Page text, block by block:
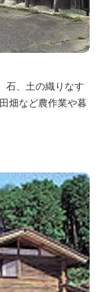
石、土の織りなす
畑など農作業や暮